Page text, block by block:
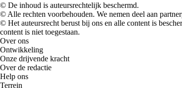
© De inhoud is auteursrechtelijk beschermd.
© Alle rechten voorbehouden. We nemen deel aan
© Het auteursrecht berust bij ons en alle content is
content is niet toegestaan.
Over ons
Ontwikkeling
Onze drijvende kracht
Over de redactie
Help ons
Terrein